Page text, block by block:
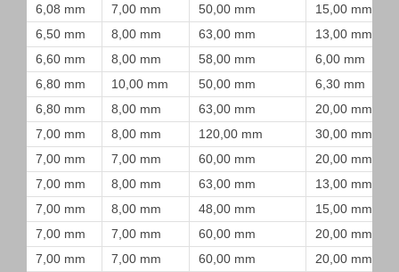
6,08 mm
7,00 mm 50,00 mm
15,00 mm
6,50 mm
8,00 mm 63,00 mm
13,00 mm
6,60 mm
8,00 mm 58,00 mm
6,00 mm
6,80 mm
10,00 mm 50,00 mm
6,30 mm
6,80 mm
8,00 mm 63,00 mm
20,00 mm
7,00 mm
8,00 mm 120,00 mm
30,00 mm
7,00 mm
7,00 mm 60,00 mm
20,00 mm
7,00 mm
8,00 mm 63,00 mm
13,00 mm
7,00 mm
8,00 mm 48,00 mm
15,00 mm
7,00 mm
7,00 mm 60,00 mm
20,00 mm
7,00 mm
7,00 mm 60,00 mm 20,00 mm